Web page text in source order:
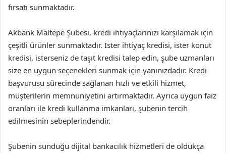
fırsatı sunmaktadır.
Akbank Maltepe Şubesi, kredi ihtiyaçlarınızı karşılamak için
çeşitli ürünler sunmaktadır. İster ihtiyaç kredisi, ister konut
kredisi, isterseniz de taşıt kredisi talep edin, şube uzmanları
size en uygun seçenekleri sunmak için yanınızdadır. Kredi
başvurusu sürecinde sağlanan hızlı ve etkili hizmet,
müşterilerin memnuniyetini artırmaktadır. Ayrıca uygun faiz
oranları ile kredi kullanma imkanları, şubenin tercih
edilmesinin sebeplerindendir.
Şubenin sunduğu dijital bankacılık hizmetleri de oldukça